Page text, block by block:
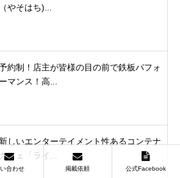
（やそはち)...
約制！店主が皆様の目の前で鉄板パフォ
ーマンス！高...
新しいエンターテイメント性あるコンテナ
カフェ「ライ...
合わせ 掲載依頼 公式Facebook